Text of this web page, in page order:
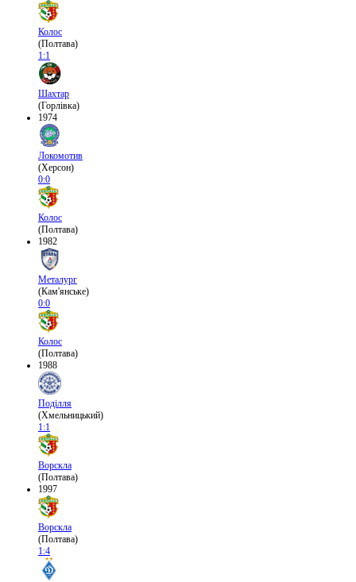
Колос
(Полтава)
1:1
Шахтар
(Горлівка)
1974
Локомотив
(Херсон)
0:0
Колос
(Полтава)
1982
Металург
(Кам'янське)
0:0
Колос
(Полтава)
1988
Поділля
(Хмельницький)
1:1
Ворскла
(Полтава)
1997
Ворскла
(Полтава)
1:4